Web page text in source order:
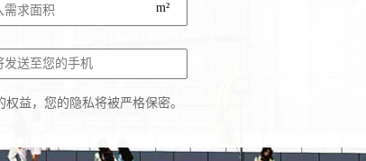
m²
权益，您的隐私将被严格保密。